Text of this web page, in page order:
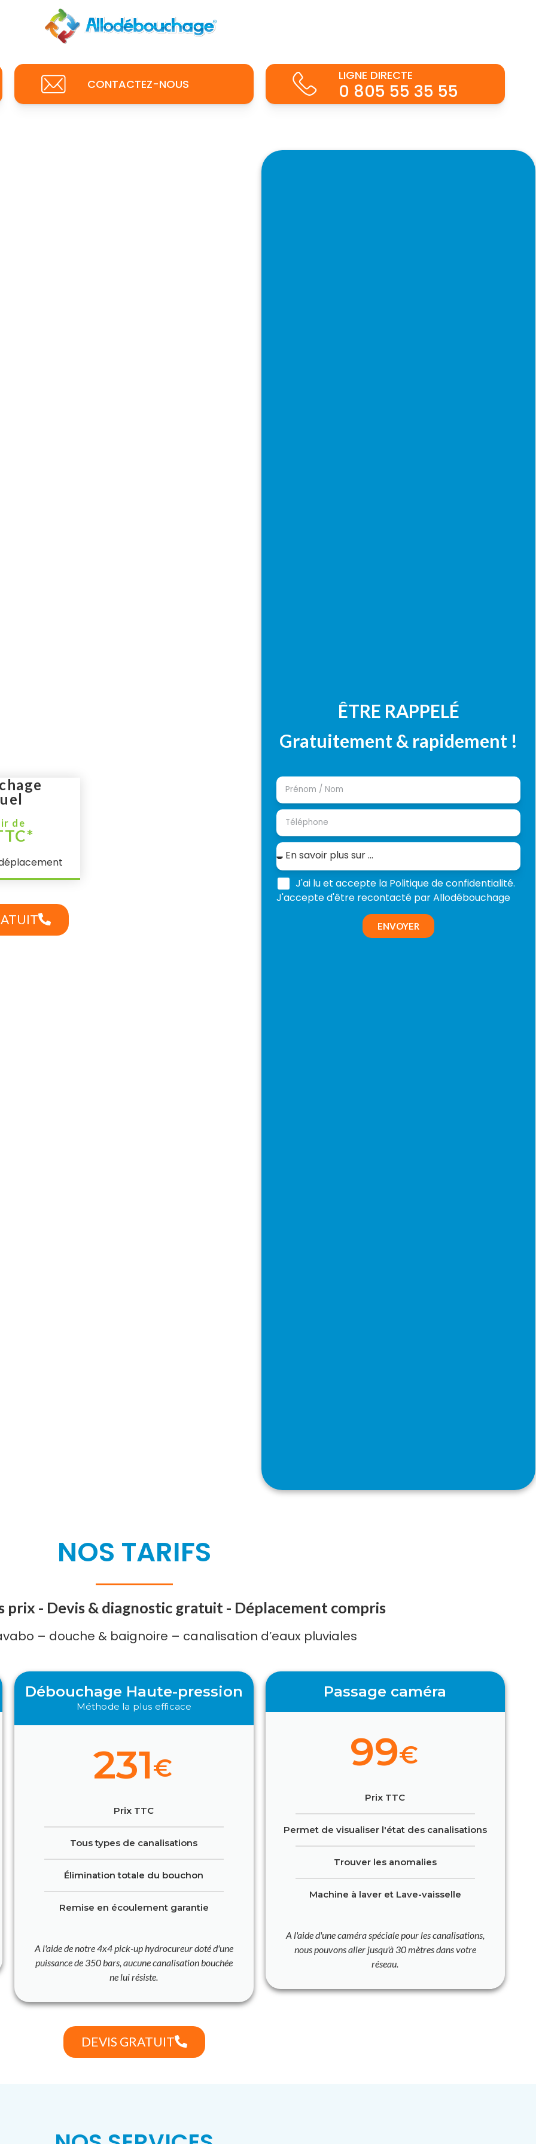
CONTACTEZ-NOUS
LIGNE DIRECTE
0 805 55 35 55
de
ÊTRE RAPPELÉ
Gratuitement & rapidement !
J'ai lu et accepte la Politique de confidentialité.
J'accepte d'être recontacté par Allodébouchage
ENVOYER
NOS TARIFS
prix - Devis & diagnostic gratuit - Déplacement compris
– douche & baignoire – canalisation d’eaux pluviales
Débouchage Haute-pression
Méthode la plus efficace
231€
Prix TTC
Tous types de canalisations
Élimination totale du bouchon
Remise en écoulement garantie
A l'aide de notre 4x4 pick-up hydrocureur doté d'une
puissance de 350 bars, aucune canalisation bouchée
ne lui résiste.
Passage caméra
99€
Prix TTC
Permet de visualiser l'état des canalisations
Trouver les anomalies
Machine à laver et Lave-vaisselle
A l'aide d'une caméra spéciale pour les canalisations,
nous pouvons aller jusqu'à 30 mètres dans votre
réseau.
DEVIS GRATUIT